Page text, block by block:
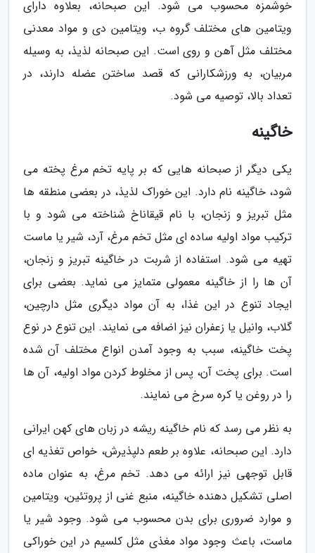
خوشمزه محسوب می شود. این صبحانه، بعلاوه دارای
ویتامین های مختلف گروه ب، ویتامین دی و مواد معدنی
مختلف مثل آهن و روی است. این صبحانه لذیذ، به وسیله
مربیان، به ورزشکارانی که قصد ساختن عضله دارند، در
تعداد بالا، توصیه می شود.
خاگینه
یکی دیگر از صبحانه هایی که بر پایه تخم مرغ پخته می
شود، خاگینه نام دارد. این خوراک لذیذ، در بعضی منطقه ها
مثل تبریز و زنجان، با نام قیقاناخ شناخته می شود و با
ترکیب مواد اولیه ساده ای مثل تخم مرغ، آرد، شیر یا ماست
تهیه می شود. استفاده از شربت در خاگینه تبریز و زنجان،
آن ها را از خاگینه معمولی متمایز می نماید. بعضی برای
ایجاد تنوع در این غذا، به آن مواد دیگری مثل دارچین،
گلاب، وانیل یا زعفران نیز اضافه می نمایند. این تنوع در نوع
پخت خاگینه، سبب به وجود آمدن انواع مختلف آن شده
است. برای پخت آن، پس از مخلوط کردن مواد اولیه، آن ها
را در روغن یا کره سرخ می نمایند.
به نظر می رسد که نام خاگینه ریشه در زبان های کهن ایرانی
دارد. این صبحانه، علاوه بر طعم دلپذیرش، خواص تغذیه ای
قابل توجهی نیز ارائه می دهد. تخم مرغ، به عنوان ماده
اصلی تشکیل دهنده خاگینه، منبع غنی از پروتئین، ویتامین
و موارد ضروری برای بدن محسوب می شود. وجود شیر یا
ماست، باعث وجود مواد مغذی مثل کلسیم در این خوراکی